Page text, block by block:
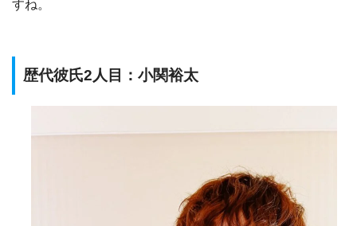
すね。
歴代彼氏2人目：小関裕太